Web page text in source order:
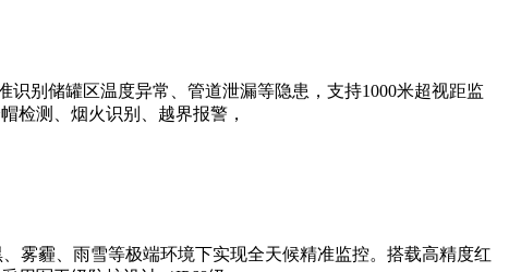
别储罐区温度异常、管道泄漏等隐患，支持1000米超视距监
检测、烟火识别、越界报警，
雾霾、雨雪等极端环境下实现全天候精准监控。搭载高精度红